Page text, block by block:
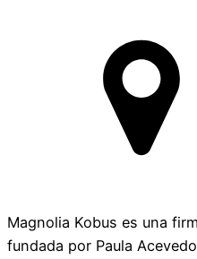
Magnolia Kobus es una
fundada por Paula